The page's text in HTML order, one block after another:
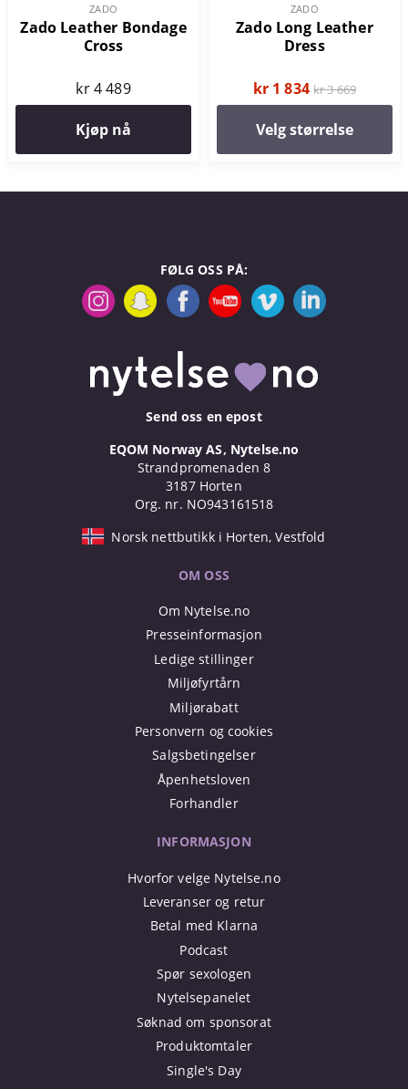
ZADO
Zado Leather Bondage
Cross
kr 4 489
Kjøp nå
ZADO
Zado Long Leather
Dress
kr 1 834 kr 3 669
Velg størrelse
FØLG OSS PÅ:
Send oss en epost
EQOM Norway AS, Nytelse.no
Strandpromenaden 8
3187 Horten
Org. nr. NO943161518
Norsk nettbutikk i Horten, Vestfold
OM OSS
Om Nytelse.no
Presseinformasjon
Ledige stillinger
Miljøfyrtårn
Miljørabatt
Personvern og cookies
Salgsbetingelser
Åpenhetsloven
Forhandler
INFORMASJON
Hvorfor velge Nytelse.no
Leveranser og retur
Betal med Klarna
Podcast
Spør sexologen
Nytelsepanelet
Søknad om sponsorat
Produktomtaler
Single's Day